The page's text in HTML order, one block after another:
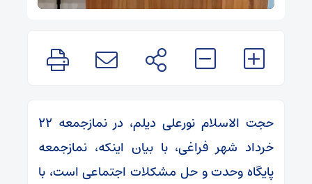
حجت الاسلام نورعلی دیلم، در نمازجمعه ۲۲
خرداد شهر فراغی، با بیان اینکه، نمازجمعه
پایگاه وحدت و حل مشکلات اجتماعی است، با